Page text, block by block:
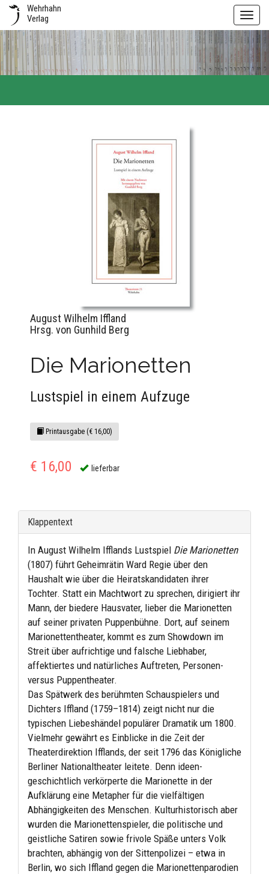
Wehrhahn
Verlag
August Wilhelm Iffland
Hrsg. von Gunhild Berg
Die Marionetten
Lustspiel in einem Aufzuge
Printausgabe (€ 16,00)
€ 16,00 lieferbar
Klappentext
In August Wilhelm Ifflands Lustspiel Die Marionetten
(1807) führt Geheimrätin Ward Regie über den
Haushalt wie über die Heiratskandidaten ihrer
Tochter. Statt ein Machtwort zu sprechen, dirigiert ihr
Mann, der biedere Hausvater, lieber die Marionetten
auf seiner privaten Puppenbühne. Dort, auf seinem
Marionettentheater, kommt es zum Showdown im
Streit über aufrichtige und falsche Liebhaber,
affektiertes und natürliches Auftreten, Personen-
versus Puppentheater.
Das Spätwerk des berühmten Schauspielers und
Dichters Iffland (1759–1814) zeigt nicht nur die
typischen Liebeshändel populärer Dramatik um 1800.
Vielmehr gewährt es Einblicke in die Zeit der
Theaterdirektion Ifflands, der seit 1796 das Königliche
Berliner Nationaltheater leitete. Denn ideen-
geschichtlich verkörperte die Marionette in der
Aufklärung eine Metapher für die vielfältigen
Abhängigkeiten des Menschen. Kulturhistorisch aber
wurden die Marionettenspieler, die politische und
geistliche Satiren sowie frivole Späße unters Volk
brachten, abhängig von der Sittenpolizei – etwa in
Berlin, wo sich Iffland gegen die Marionettenparodien